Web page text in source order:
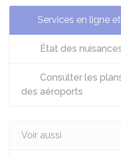
Services en ligne
État des
Consulter les
des aéroports
Voir aussi